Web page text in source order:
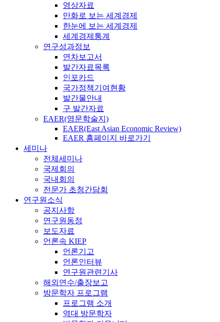
영상자료
만화로 보는 세계경제
한눈에 보는 세계경제
세계경제통계
연구성과정보
연차보고서
발간자료목록
인포카드
국가정책기여현황
발간물안내
구 발간자료
EAER(영문학술지)
EAER(East Asian Economic Review)
EAER 홈페이지 바로가기
세미나
전체세미나
국제회의
국내회의
전문가 초청간담회
연구원소식
공지사항
연구원동정
보도자료
언론속 KIEP
언론기고
언론인터뷰
연구원관련기사
해외연수/출장보고
방문학자 프로그램
프로그램 소개
역대 방문학자